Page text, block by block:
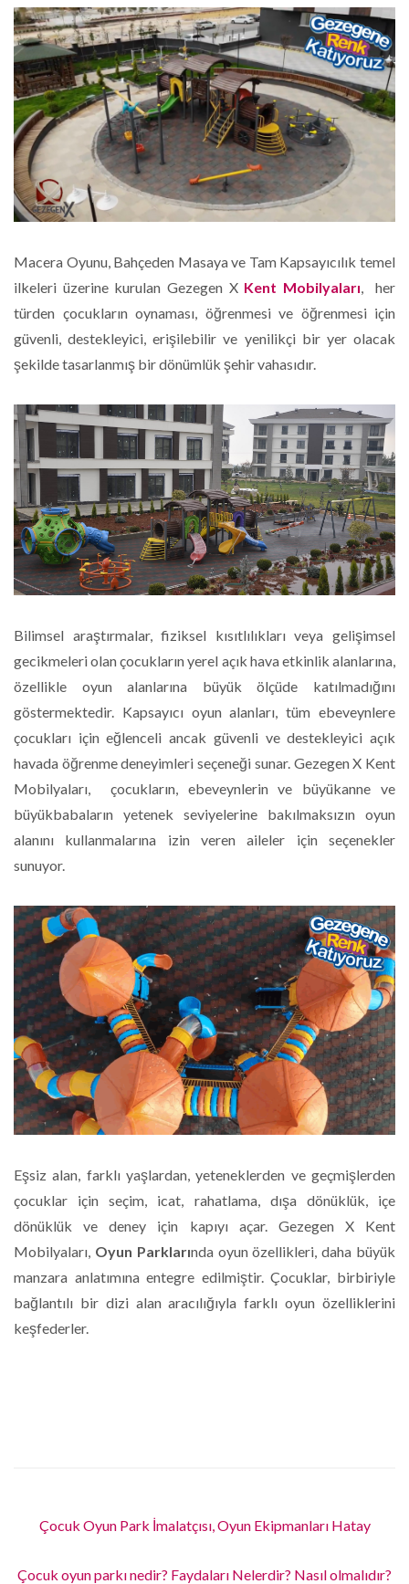
Macera Oyunu, Bahçeden Masaya ve Tam Kapsayıcılık temel
ilkeleri üzerine kurulan Gezegen X Kent Mobilyaları, her
türden çocukların oynaması, öğrenmesi ve öğrenmesi için
güvenli, destekleyici, erişilebilir ve yenilikçi bir yer olacak
şekilde tasarlanmış bir dönümlük şehir vahasıdır.
Bilimsel araştırmalar, fiziksel kısıtlılıkları veya gelişimsel
gecikmeleri olan çocukların yerel açık hava etkinlik alanlarına,
özellikle oyun alanlarına büyük ölçüde katılmadığını
göstermektedir. Kapsayıcı oyun alanları, tüm ebeveynlere
çocukları için eğlenceli ancak güvenli ve destekleyici açık
havada öğrenme deneyimleri seçeneği sunar. Gezegen X Kent
Mobilyaları, çocukların, ebeveynlerin ve büyükanne ve
büyükbabaların yetenek seviyelerine bakılmaksızın oyun
alanını kullanmalarına izin veren aileler için seçenekler
sunuyor.
Eşsiz alan, farklı yaşlardan, yeteneklerden ve geçmişlerden
çocuklar için seçim, icat, rahatlama, dışa dönüklük, içe
dönüklük ve deney için kapıyı açar. Gezegen X Kent
Mobilyaları, Oyun Parklarında oyun özellikleri, daha büyük
manzara anlatımına entegre edilmiştir. Çocuklar, birbiriyle
bağlantılı bir dizi alan aracılığıyla farklı oyun özelliklerini
keşfederler.
Çocuk Oyun Park İmalatçısı, Oyun Ekipmanları Hatay
Çocuk oyun parkı nedir? Faydaları Nelerdir? Nasıl olmalıdır?